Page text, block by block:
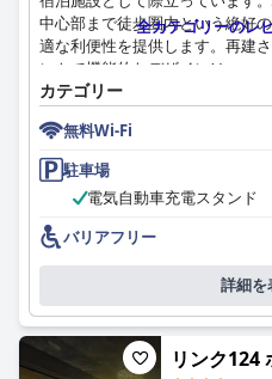
に好ましい選択肢となっていま
アクセシビリティも強みであり
車椅子利用者にも適しており、
ルの魅力を高めています。
要するに、グランドホテル デ ラ
ョン、快適で広々とした客室、
してプロフェッショナルで歓迎
り、レジャー、ビジネス、そし
めの選択肢となっています。
ービスを称賛しています。スタ
的な宿泊客の体験を大幅に向上
り、多くの人がその速度と安定
の場所によっては信号強度が変
ホテルプールは小規模ながらも
る雰囲気で評価されています。
りますが、営業時間Limitedなの
した。
無料駐車場は注目に値する利点
駐車場と、テスラの充電ステー
しています。これにより、ベス
ルネーゼは、車での旅行者にと
す。
中心部まで徒歩圏内という絶好
適な利便性を提供します。再建
ントで機能的なデザインは、ユ
場などのアメニティは、さらに
朝食は、自家製ペストリーや地
から豊富な選択肢がある素晴ら
丁寧に用意された品揃えと、朝
頻繁に称賛しています。
Piumaviolaの客室とアパートメ
で、完璧に手入れされています
スマートテレビ、設備の整った
ス付きの豪華なバスルームが備
く評価されており、客室は清潔
され、平和でリラックスできる
全カテゴリーのレ
カテゴリー
無料Wi-Fi
駐車場
電気自動車充電スタンド
バリアフリー
詳細を
リンク